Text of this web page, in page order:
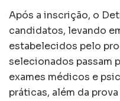
Após a inscrição, o
candidatos, levando
estabelecidos pelo
selecionados passam
exames médicos e
práticas, além da